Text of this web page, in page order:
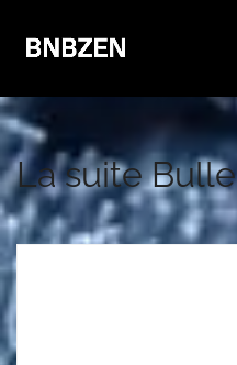
La suite Bulle